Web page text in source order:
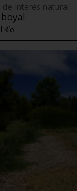
de Interés natural
Río